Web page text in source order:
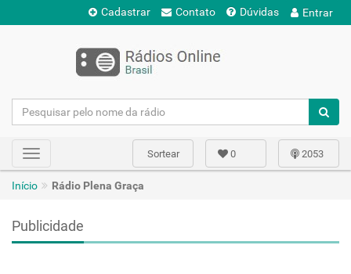
Cadastrar Contato Dúvidas Entrar
Toggle
navigation
2053
0
Sortear
Início Rádio Plena Graça
Publicidade